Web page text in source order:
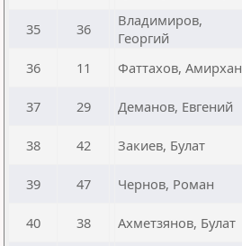
35 36
Владимиров,
Георгий
36 11 Фаттахов, Амирхан
37 29 Деманов, Евгений
38 42 Закиев, Булат
39 47 Чернов, Роман
40 38 Ахметзянов, Булат